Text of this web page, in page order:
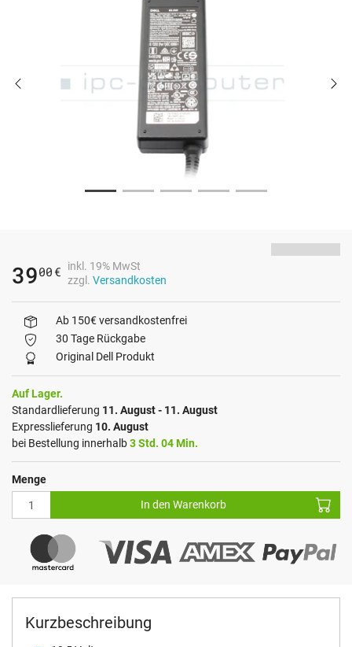
Kurzbeschreibung
3900 €
inkl. 19% MwSt
zzgl. Versandkosten
Ab 150€ versandkostenfrei
30 Tage Rückgabe
Original Dell Produkt
Auf Lager.
Standardlieferung 11. August - 11. August
Expresslieferung 10. August
bei Bestellung innerhalb3 Std. 04 Min.
Menge
In den Warenkorb